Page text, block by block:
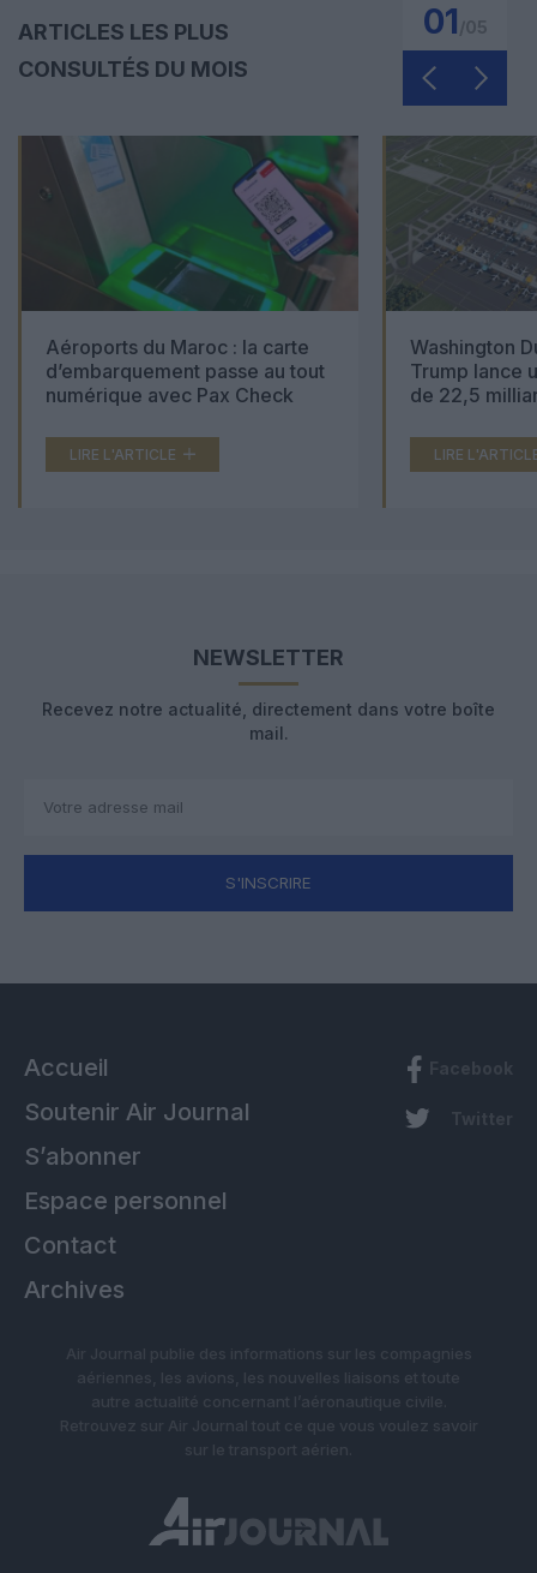
ARTICLES LES PLUS
CONSULTÉS DU MOIS
01
Aéroports du Maroc : la carte
d’embarquement passe au tout
numérique avec Pax Check
LIRE L'ARTICLE
Washington
Trump lance
de 22,5
LIRE
NEWSLETTER
Recevez notre actualité, directement dans votre boîte
mail.
S'INSCRIRE
Accueil
Soutenir Air Journal
S’abonner
Espace personnel
Contact
Archives